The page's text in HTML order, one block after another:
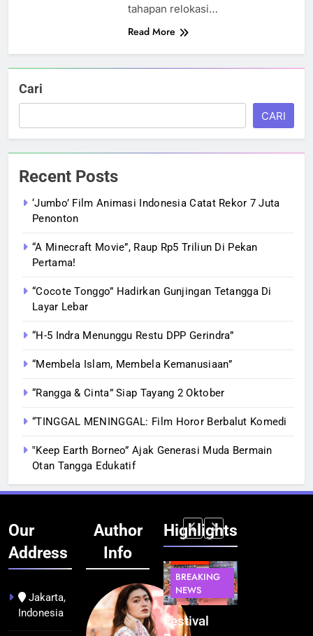
tahapan relokasi…
Read More
Cari
CARI
Recent Posts
‘Jumbo’ Film Animasi Indonesia Catat Rekor 7 Juta
Penonton
“A Minecraft Movie”, Raup Rp5 Triliun Di Pekan
Pertama!
“Cocote Tonggo” Hadirkan Gunjingan Tetangga Di
Layar Lebar
“H-5 Indra Menunggu Restu DPP Gerindra”
“Membela Islam, Membela Kemanusiaan”
“Rangga & Cinta” Siap Tayang 2 Oktober
“TINGGAL MENINGGAL: Film Horor Berbalut Komedi
‟Keep Earth Borneo” Ajak Generasi Muda Bermain
Otan Tangga Edukatif
Our
Address
Jakarta,
Indonesia
Author
Info
Highlights
BERITA
NEWS
Kualitas
INFRASTRUKTUR
TEKNOLOGI
Indonesia
BREAKING
NEWS
Festival